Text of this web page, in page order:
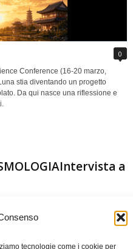
tecnologie come i cookie per
0
Conference (16-20 marzo,
stia diventando un progetto
Da qui nasce una riflessione e
a